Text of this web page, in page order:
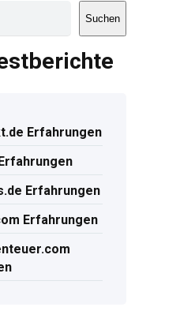
Suchen
Erfahrungen
Erfahrungen
Erfahrungen